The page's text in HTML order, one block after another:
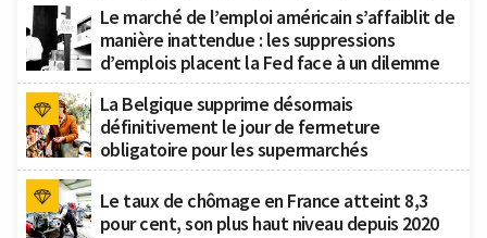
Le marché de l’emploi américain s’affaiblit de
manière inattendue : les suppressions
d’emplois placent la Fed face à un dilemme
La Belgique supprime désormais
définitivement le jour de fermeture
obligatoire pour les supermarchés
Le taux de chômage en France atteint 8,3
pour cent, son plus haut niveau depuis 2020